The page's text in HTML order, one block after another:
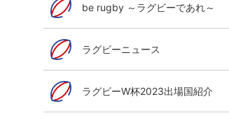
be rugby ～ラグビーであれ～
ラグビーニュース
ラグビーW杯2023出場国紹介